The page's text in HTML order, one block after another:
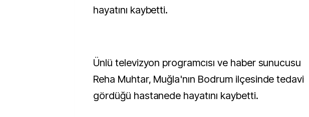
hayatını kaybetti.
Ünlü televizyon programcısı ve haber sunucusu
Reha Muhtar, Muğla'nın Bodrum ilçesinde tedavi
gördüğü hastanede hayatını kaybetti.